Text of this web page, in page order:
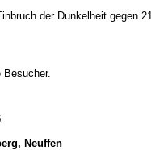
der Dunkelheit gegen
Neuffen